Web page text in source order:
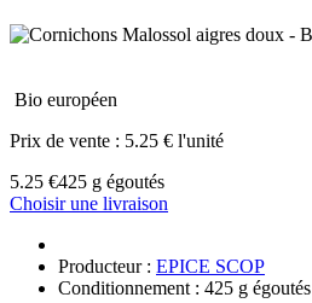
Bio européen
Prix de vente : 5.25 € l'unité
5.25 €425 g égoutés
Choisir une livraison
Producteur : EPICE SCOP
Conditionnement : 425 g égoutés